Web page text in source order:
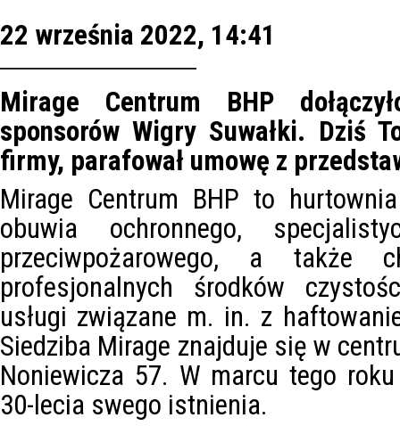
22 września 2022, 14:41
Mirage Centrum BHP
sponsorów Wigry Suwałki. Dziś
firmy, parafował umowę z
Mirage Centrum BHP to
obuwia ochronnego,
przeciwpożarowego, a także
profesjonalnych środków
usługi związane m. in. z
Siedziba Mirage znajduje się w
Noniewicza 57. W marcu tego
30-lecia swego istnienia.